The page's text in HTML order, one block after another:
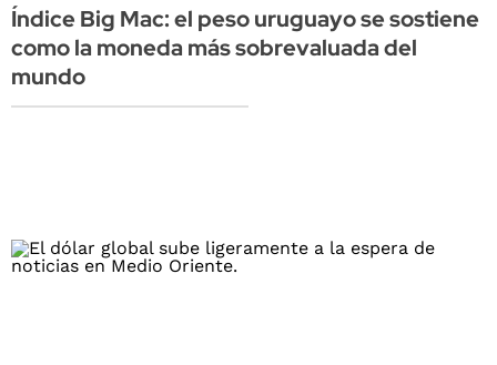
Índice Big Mac: el peso uruguayo se sostiene
como la moneda más sobrevaluada del
mundo